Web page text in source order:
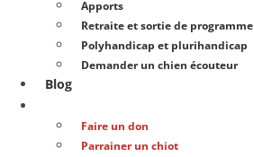
Apports
Retraite et sortie de programme
Polyhandicap et plurihandicap
Demander un chien écouteur
Blog
Faire un don
Parrainer un chiot